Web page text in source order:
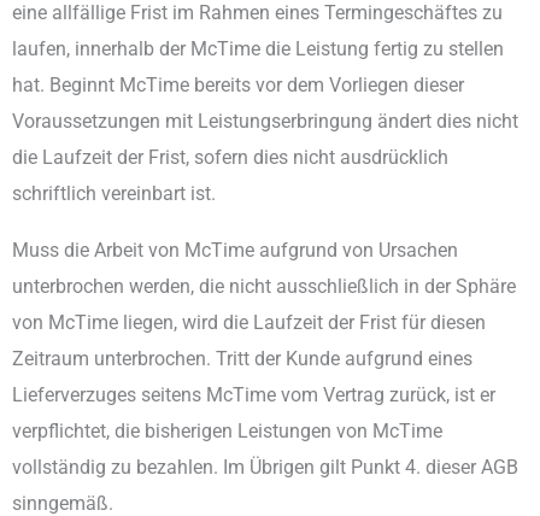
eine allfällige Frist im Rahmen eines Termingeschäftes zu
laufen, innerhalb der McTime die Leistung fertig zu stellen
hat. Beginnt McTime bereits vor dem Vorliegen dieser
Voraussetzungen mit Leistungserbringung ändert dies nicht
die Laufzeit der Frist, sofern dies nicht ausdrücklich
schriftlich vereinbart ist.
Muss die Arbeit von McTime aufgrund von Ursachen
unterbrochen werden, die nicht ausschließlich in der Sphäre
von McTime liegen, wird die Laufzeit der Frist für diesen
Zeitraum unterbrochen. Tritt der Kunde aufgrund eines
Lieferverzuges seitens McTime vom Vertrag zurück, ist er
verpflichtet, die bisherigen Leistungen von McTime
vollständig zu bezahlen. Im Übrigen gilt Punkt 4. dieser AGB
sinngemäß.